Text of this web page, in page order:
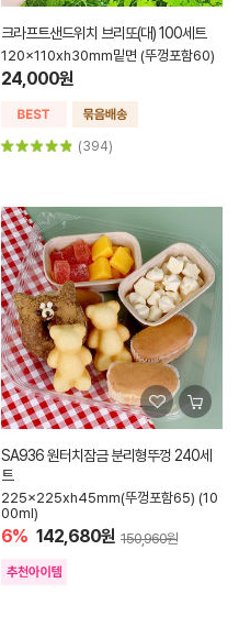
크라프트샌드위치 브리또(대) 100세트
120x110xh30mm밑면 (뚜껑포함60)
24,000원
(394)
SA936 원터치잠금 분리형뚜껑 240세
트
225x225xh45mm(뚜껑포함65) (10
00ml)
6% 142,680원 150,960원